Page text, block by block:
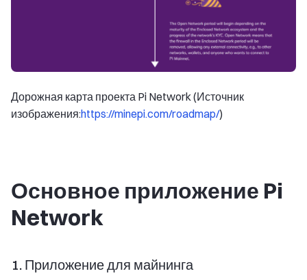
Дорожная карта проекта Pi Network (Источник
изображения:https://minepi.com/roadmap/)
Основное приложение Pi
Network
1. Приложение для майнинга